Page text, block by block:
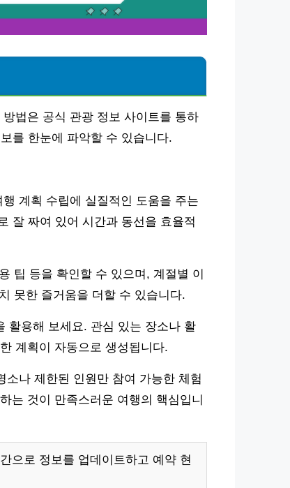
법은 공식 관광 정보 사이트를 통하
를 한눈에 파악할 수 있습니다.
계획 수립에 실질적인 도움을 주는
잘 짜여 있어 시간과 동선을 효율적
팁 등을 확인할 수 있으며, 계절별 이
못한 즐거움을 더할 수 있습니다.
활용해 보세요. 관심 있는 장소나 활
계획이 자동으로 생성됩니다.
나 제한된 인원만 참여 가능한 체험
는 것이 만족스러운 여행의 핵심입니
으로 정보를 업데이트하고 예약 현